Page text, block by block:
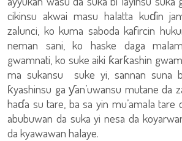
cikinsu akwai masu halatta kuɗin
zalunci, ko kuma saboda kafircin
neman sani, ko haske daga
gwamnati, ko suke aiki ƙarƙashin
ma sukansu suke yi, sannan suna
ƙyashinsu ga ƴan’uwansu mutane da
haɗa su tare, ba sa yin mu’amala tare
abubuwan da suka yi nesa da
da kyawawan halaye.